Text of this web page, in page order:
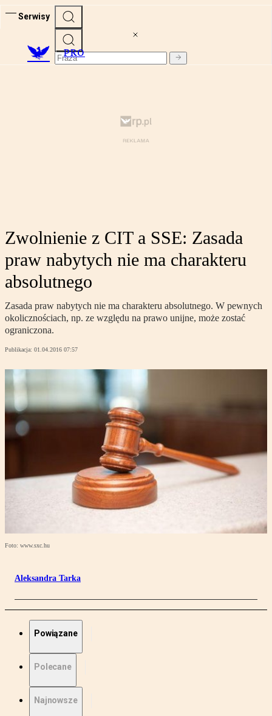
Serwisy
PRO
Zwolnienie z CIT a SSE: Zasada
praw nabytych nie ma charakteru
absolutnego
Zasada praw nabytych nie ma charakteru absolutnego. W pewnych
okolicznościach, np. ze względu na prawo unijne, może zostać
ograniczona.
Publikacja: 01.04.2016 07:57
Foto: www.sxc.hu
Aleksandra Tarka
Powiązane
Polecane
Najnowsze